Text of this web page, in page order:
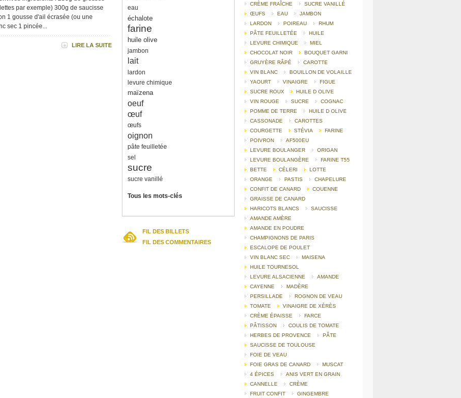
par exemple) 300g de saucisse
1 gousse d'ail écrasée (ou une
sec 1 pincée...
LIRE LA SUITE
eau
échalote
farine
huile olive
jambon
lait
lardon
levure chimique
maïzena
oeuf
œuf
œufs
oignon
pâte feuilletée
sel
sucre
sucre vanillé
Tous les mots-clés
FIL DES BILLETS
FIL DES COMMENTAIRES
CRÈME FRAÎCHE
SUCRE VANILLÉ
ŒUFS
EAU
JAMBON
LARDON
POIREAU
RHUM
PÂTE FEUILLETÉE
HUILE
LEVURE CHIMIQUE
MIEL
CHOCOLAT NOIR
BOUQUET GARNI
GRUYÈRE RÂPÉ
CAROTTE
VIN BLANC
BOUILLON DE VOLAILLE
YAOURT
VINAIGRE
FIGUE
SUCRE ROUX
HUILE D OLIVE
VIN ROUGE
SUCRE
COGNAC
POMME DE TERRE
HUILE D OLIVE
CASSONADE
CAROTTES
COURGETTE
STÉVIA
FARINE
POIVRON
AF500EU
LEVURE BOULANGER
ORIGAN
LEVURE BOULANGÈRE
FARINE T55
BETTE
CÉLERI
LOTTE
ORANGE
PASTIS
CHAPELURE
CONFIT DE CANARD
COUENNE
GRAISSE DE CANARD
HARICOTS BLANCS
SAUCISSE
AMANDE AMÈRE
AMANDE EN POUDRE
CHAMPIGNONS DE PARIS
ESCALOPE DE POULET
VIN BLANC SEC
MAISENA
HUILE TOURNESOL
LEVURE ALSACIENNE
AMANDE
CAYENNE
MADÈRE
PERSILLADE
ROGNON DE VEAU
TOMATE
VINAIGRE DE XÉRÈS
CRÈME ÉPAISSE
FARCE
PÂTISSON
COULIS DE TOMATE
HERBES DE PROVENCE
PÂTE
SAUCISSE DE TOULOUSE
FOIE DE VEAU
FOIE GRAS DE CANARD
MUSCAT
4 ÉPICES
ANIS VERT EN GRAIN
CANNELLE
CRÈME
FRUIT CONFIT
GINGEMBRE